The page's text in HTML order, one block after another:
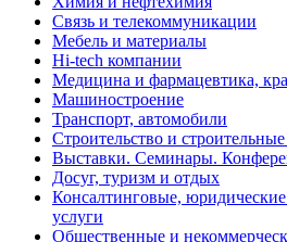
Связь и телекоммуникации
Мебель и материалы
Hi-tech компании
Медицина и фармацевтика,
Машиностроение
Транспорт, автомобили
Строительство и
Выставки. Семинары.
Досуг, туризм и отдых
Консалтинговые,
услуги
Общественные и